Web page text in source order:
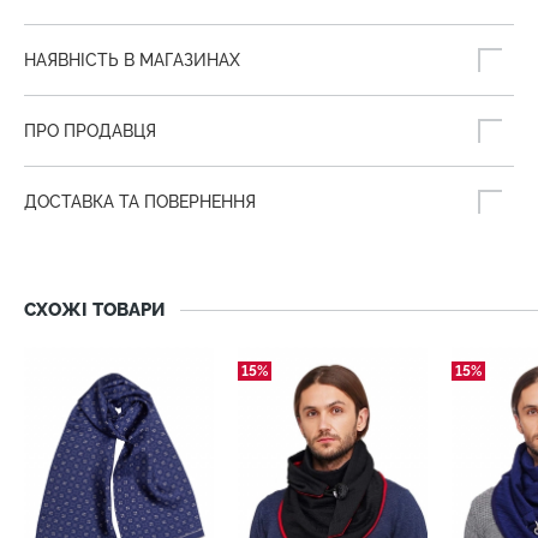
НАЯВНІСТЬ В МАГАЗИНАХ
ПРО ПРОДАВЦЯ
ДОСТАВКА ТА ПОВЕРНЕННЯ
СХОЖІ ТОВАРИ
15% 15%